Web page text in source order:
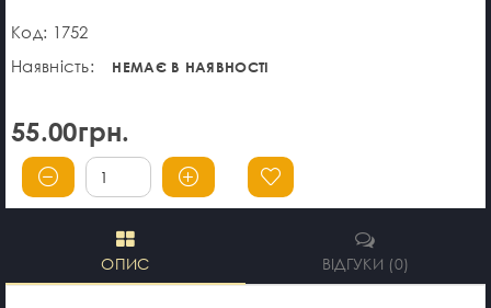
Код: 1752
Наявність:
НЕМАЄ В НАЯВНОСТІ
55.00грн.
ОПИС ВІДГУКИ (0)